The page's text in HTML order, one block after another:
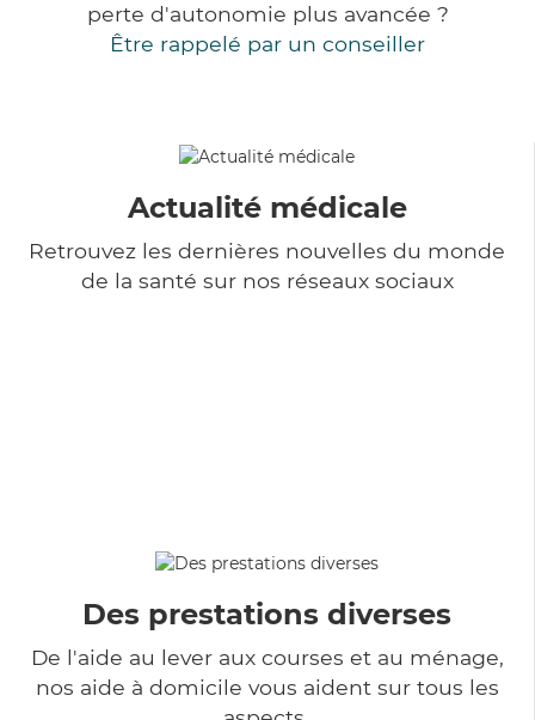
perte d'autonomie plus avancée ?
Être rappelé par un conseiller
Actualité médicale
Retrouvez les dernières nouvelles du monde
de la santé sur nos réseaux sociaux
Des prestations diverses
De l'aide au lever aux courses et au ménage,
nos aide à domicile vous aident sur tous les